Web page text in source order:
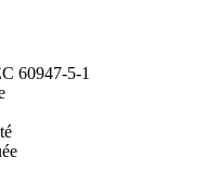
60947-5-1